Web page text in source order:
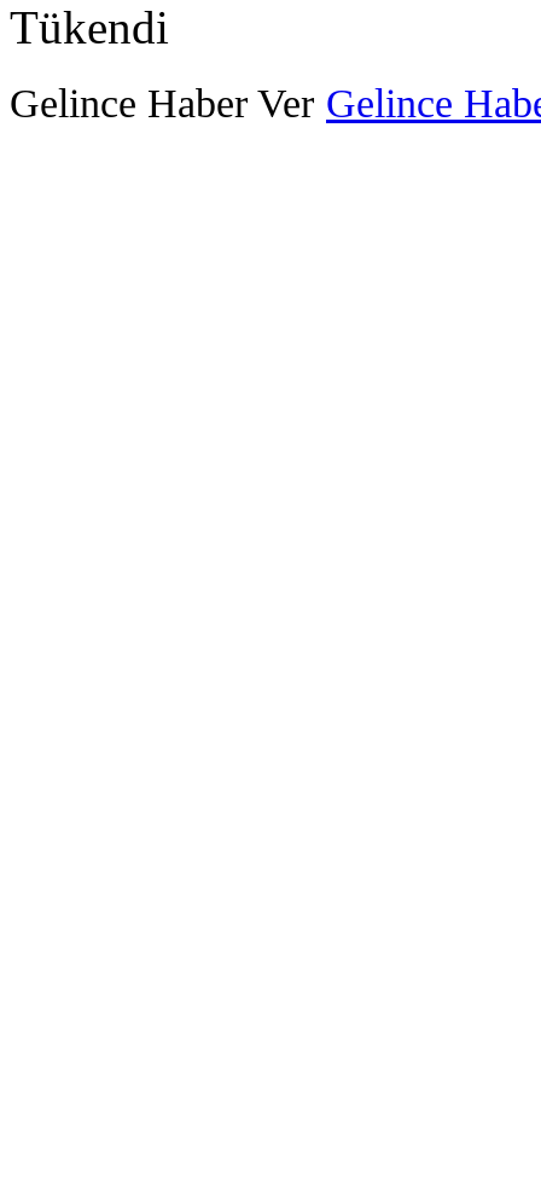
Tükendi
Gelince Haber Ver Gelince